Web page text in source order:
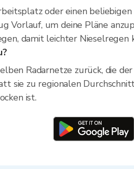
oder einen
Vorlauf, um deine Pläne
damit leichter Nieselregen
Radarnetze zurück, die
sie zu regionalen
ist.